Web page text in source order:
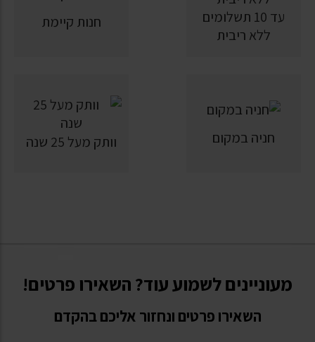
עד 10 תשלומים
ללא ריבית
חנות קיימת
חניה במקום וותק מעל 25 שנה
מעוניינים לשמוע עוד? השאירו פרטים!
השאירו פרטים ונחזור אליכם בהקדם